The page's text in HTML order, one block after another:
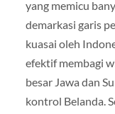
yang memicu
demarkasi garis
kuasai oleh
efektif membagi
besar Jawa dan
kontrol Belanda.